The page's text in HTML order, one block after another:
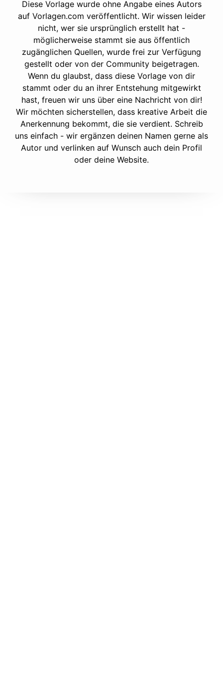
Diese Vorlage wurde ohne Angabe eines Autors
auf Vorlagen.com veröffentlicht. Wir wissen leider
nicht, wer sie ursprünglich erstellt hat -
möglicherweise stammt sie aus öffentlich
zugänglichen Quellen, wurde frei zur Verfügung
gestellt oder von der Community beigetragen.
Wenn du glaubst, dass diese Vorlage von dir
stammt oder du an ihrer Entstehung mitgewirkt
hast, freuen wir uns über eine Nachricht von dir!
Wir möchten sicherstellen, dass kreative Arbeit die
Anerkennung bekommt, die sie verdient. Schreib
uns einfach - wir ergänzen deinen Namen gerne als
Autor und verlinken auf Wunsch auch dein Profil
oder deine Website.